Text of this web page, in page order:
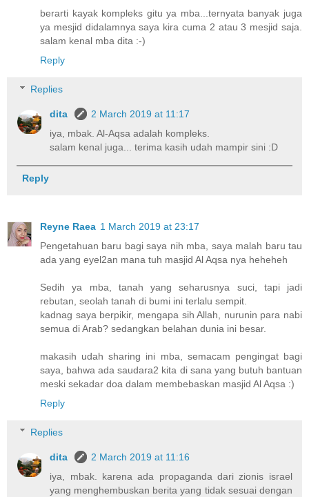
berarti kayak kompleks gitu ya mba...ternyata banyak juga
ya mesjid didalamnya saya kira cuma 2 atau 3 mesjid saja.
salam kenal mba dita :-)
Reply
Replies
dita
2 March 2019 at 11:17
iya, mbak. Al-Aqsa adalah kompleks.
salam kenal juga... terima kasih udah mampir sini :D
Reply
Reyne Raea 1 March 2019 at 23:17
Pengetahuan baru bagi saya nih mba, saya malah baru tau
ada yang eyel2an mana tuh masjid Al Aqsa nya heheheh
Sedih ya mba, tanah yang seharusnya suci, tapi jadi
rebutan, seolah tanah di bumi ini terlalu sempit.
kadnag saya berpikir, mengapa sih Allah, nurunin para nabi
semua di Arab? sedangkan belahan dunia ini besar.
makasih udah sharing ini mba, semacam pengingat bagi
saya, bahwa ada saudara2 kita di sana yang butuh bantuan
meski sekadar doa dalam membebaskan masjid Al Aqsa :)
Reply
Replies
dita
2 March 2019 at 11:16
iya, mbak. karena ada propaganda dari zionis israel
yang menghembuskan berita yang tidak sesuai dengan